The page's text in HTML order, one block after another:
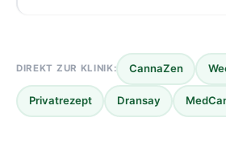
DIREKT ZUR KLINIK: CannaZen
Privatrezept Dransay